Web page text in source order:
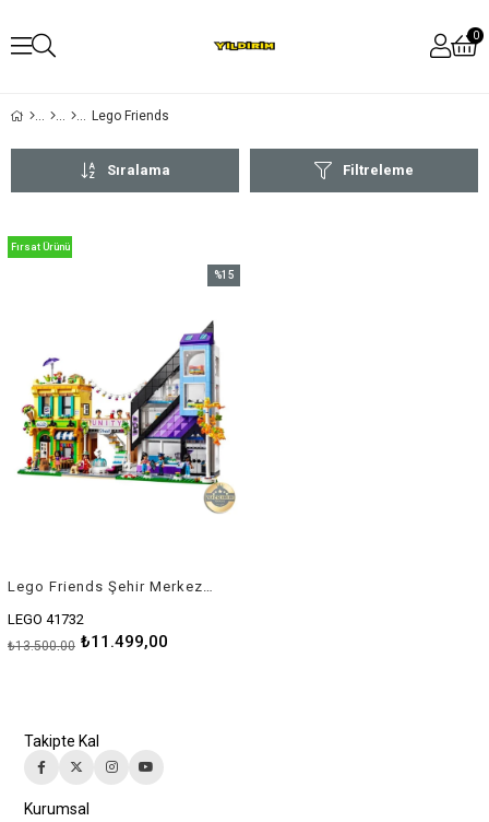
0
Lego Friends
Filtreleme
Sıralama
LEGO 41732
₺11.499,00
₺13.500,00
%15
%15İndirim
Fırsat Ürünü
Takipte Kal
Kurumsal